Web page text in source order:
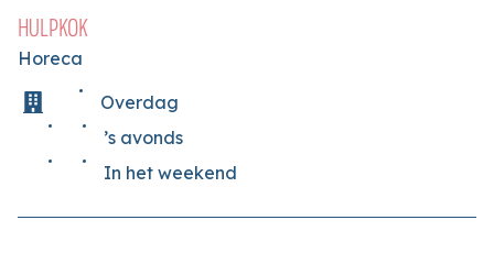
HULPKOK
Horeca
Overdag
’s avonds
In het weekend